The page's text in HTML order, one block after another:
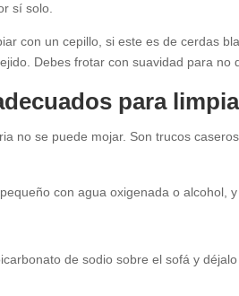
sí solo.
con un cepillo, si este es de cerdas
Debes frotar con suavidad para no
para
no se puede mojar. Son trucos
con agua oxigenada o alcohol,
de sodio sobre el sofá y